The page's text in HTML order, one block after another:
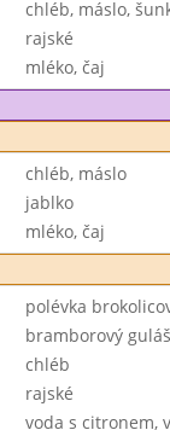
chléb, máslo,
rajské
mléko, čaj
chléb, máslo
jablko
mléko, čaj
polévka
bramborový guláš
chléb
rajské
voda s citronem,